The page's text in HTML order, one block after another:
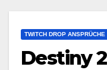
TWITCH DROP ANSPRÜCHE
Destiny